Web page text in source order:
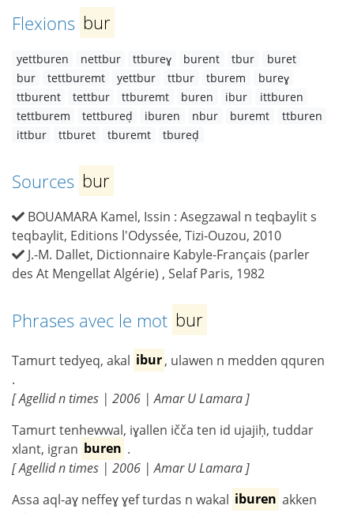
Flexions bur
yettburen nettbur ttbureɣ burent tbur
buret
bur
tettburemt yettbur ttbur tburem
bureɣ
ttburent
tettbur ttburemt buren ibur
ittburen
tettburem
tettbureḍ iburen nbur buremt
ttburen
ittbur
ttburet tburemt tbureḍ
Sources bur
BOUAMARA Kamel, Issin : Asegzawal n teqbaylit s
teqbaylit, Editions l'Odyssée, Tizi-Ouzou, 2010
J.-M. Dallet, Dictionnaire Kabyle-Français (parler
des At Mengellat Algérie) , Selaf Paris, 1982
Phrases avec le mot bur
Tamurt tedyeq, akal ibur, ulawen n medden qquren
.
[ Agellid n times | 2006 | Amar U Lamara ]
Tamurt tenhewwal, iɣallen ičča ten id ujajiḥ, tuddar
xlant, igran buren .
[ Agellid n times | 2006 | Amar U Lamara ]
Assa aql-aɣ neffeɣ ɣef turdas n wakal iburen akken